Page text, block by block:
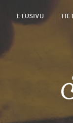
kevyet
ETUSIVU